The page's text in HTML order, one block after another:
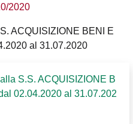
2020
ACQUISIZIONE BENI E
al 31.07.2020
S.S. ACQUISIZIONE B
02.04.2020 al 31.07.202